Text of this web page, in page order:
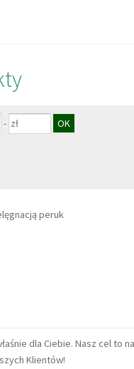
-
peruk
dla Ciebie. Nasz cel to
Klientów!